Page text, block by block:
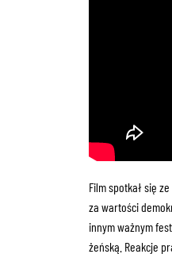
Film spotkał się
za wartości
innym ważnym
żeńską. Reakcje